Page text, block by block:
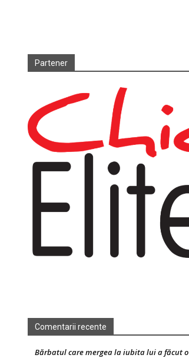
Partener
Comentarii recente
Bărbatul care mergea la iubita lui a făcut o